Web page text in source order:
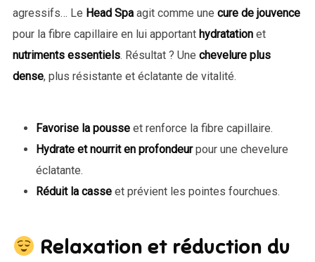
agressifs… Le Head Spaagit comme une cure de jouvence
pour la fibre capillaire en lui apportant hydratationet
nutriments essentiels. Résultat ? Une chevelure plus
dense, plus résistante et éclatante de vitalité.
Favorise la pousseet renforce la fibre capillaire.
Hydrate et nourrit en profondeurpour une chevelure
éclatante.
Réduit la casseet prévient les pointes fourchues.
Relaxation et réduction du